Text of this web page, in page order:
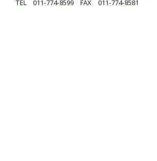
TEL 011-774-8599 FAX 011-774-8581